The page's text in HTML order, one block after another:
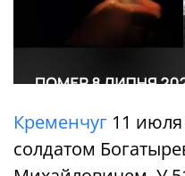
Кременчуг 11
солдатом